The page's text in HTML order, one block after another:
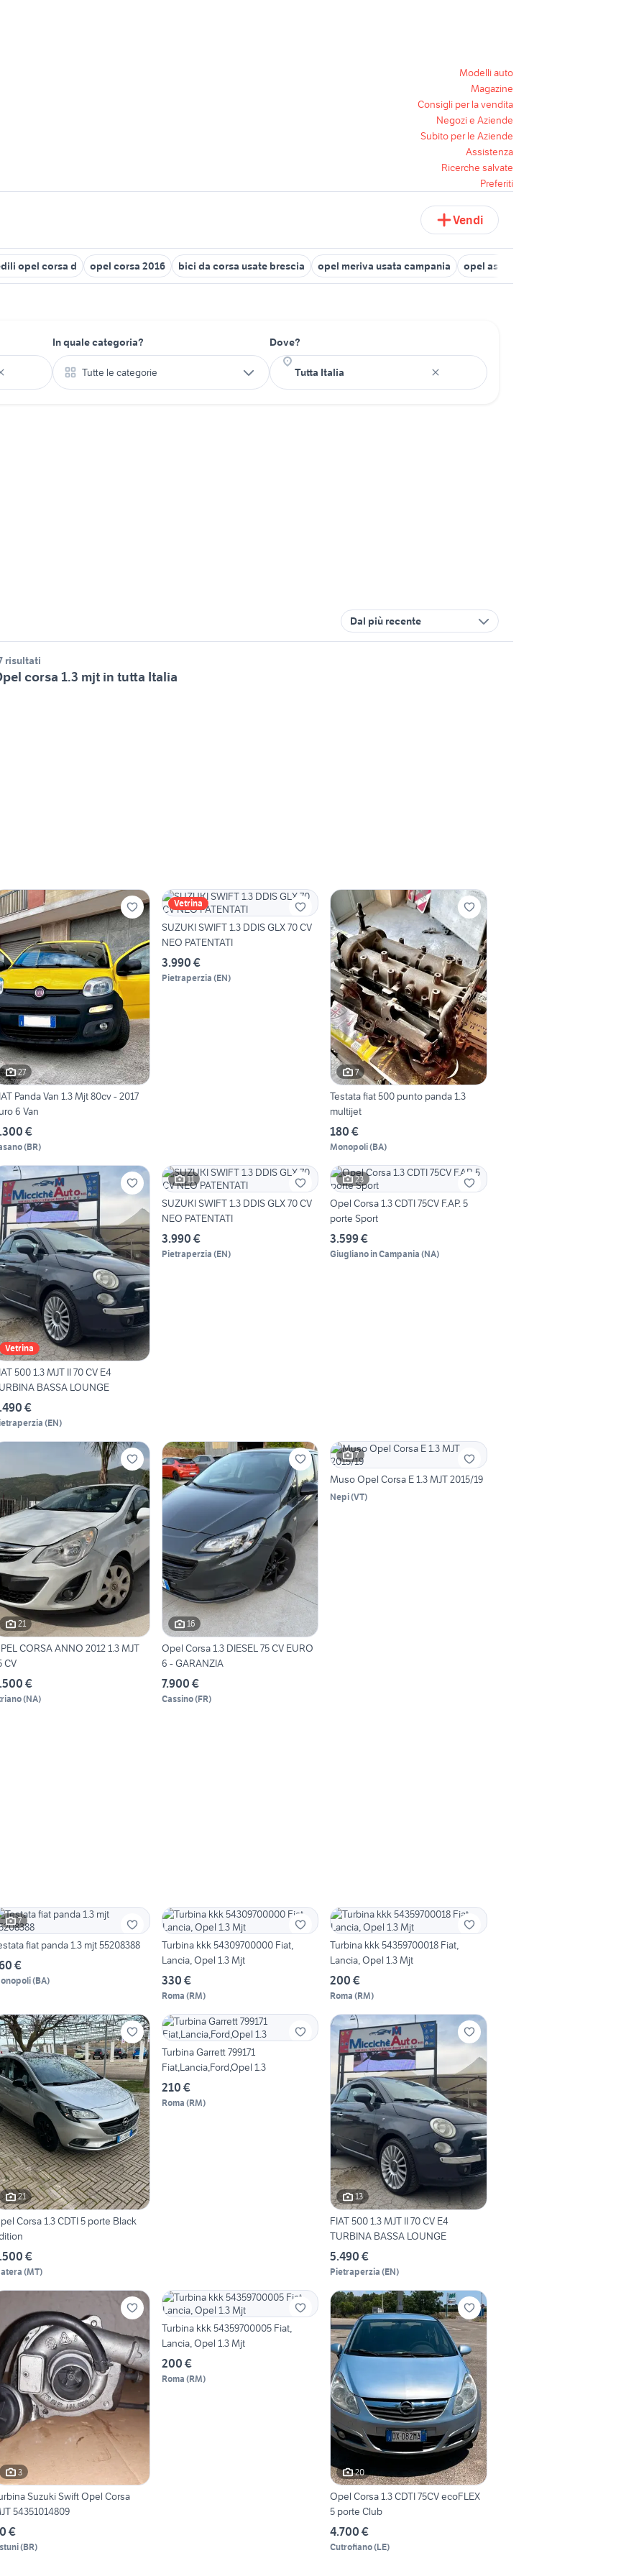
Modelli auto
Magazine
Consigli per la vendita
Negozi e Aziende
Subito per le Aziende
Assistenza
Ricerche salvate
Preferiti
Vendi
opel corsa d opel corsa 2016 bici da corsa usate brescia opel meriva usata campania opel ascona
In quale categoria?
Tutte le categorie
Dove?
Dal più recente
risultati
corsa 1.3 mjt in tutta Italia
27
Panda Van 1.3 Mjt 80cv - 2017
6 Van
€
(BR)
Vetrina
SUZUKI SWIFT 1.3 DDIS GLX 70 CV
NEO PATENTATI
3.990 €
Pietraperzia (EN)
7
Testata fiat 500 punto panda 1.3
multijet
180 €
Monopoli(BA)
Vetrina
500 1.3 MJT II 70 CV E4
BASSA LOUNGE
€
(EN)
11
SUZUKI SWIFT 1.3 DDIS GLX 70 CV
NEO PATENTATI
3.990 €
Pietraperzia (EN)
23
Opel Corsa 1.3 CDTI 75CV F.AP. 5
porte Sport
3.599 €
Giugliano in Campania (NA)
21
CORSA ANNO 2012 1.3 MJT
CV
€
(NA)
16
Opel Corsa 1.3 DIESEL 75 CV EURO
6 - GARANZIA
7.900 €
Cassino(FR)
7
Muso Opel Corsa E 1.3 MJT 2015/19
Nepi(VT)
7
fiat panda 1.3 mjt 55208388
€
(BA)
Turbina kkk 54309700000 Fiat,
Lancia, Opel 1.3 Mjt
330 €
Roma (RM)
Turbina kkk 54359700018 Fiat,
Lancia, Opel 1.3 Mjt
200 €
Roma (RM)
21
Corsa 1.3 CDTI 5 porte Black
€
(MT)
Turbina Garrett 799171
Fiat,Lancia,Ford,Opel 1.3
210 €
Roma (RM)
13
FIAT 500 1.3 MJT II 70 CV E4
TURBINA BASSA LOUNGE
5.490 €
Pietraperzia (EN)
3
Suzuki Swift Opel Corsa
54351014809
€
(BR)
Turbina kkk 54359700005 Fiat,
Lancia, Opel 1.3 Mjt
200 €
Roma (RM)
20
Opel Corsa 1.3 CDTI 75CV ecoFLEX
5 porte Club
4.700 €
Cutrofiano(LE)